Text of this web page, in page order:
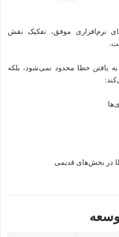
نرم‌افزاری موفق، تفکیک نقش
یافتن خطا محدود نمی‌شود، بلکه
در بخش‌های قدیمی